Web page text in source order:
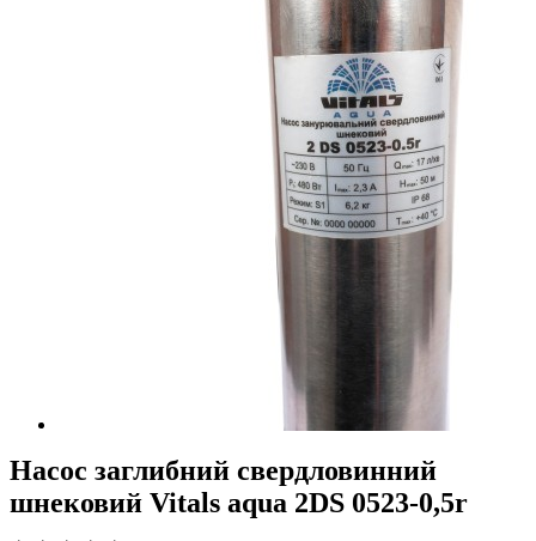
Насос заглибний свердловинний
шнековий Vitals aqua 2DS 0523-0,5r